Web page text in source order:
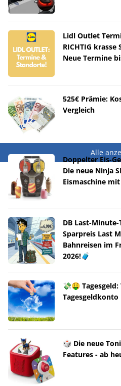
Lidl Outlet
RICHTIG
Neue Termine
525€ Prämie:
Vergleich
Alle
Doppelter Eis-
Die neue Ninja
Eismaschine
DB Last-
Sparpreis Last
Bahnreisen im
2026!🧳
💸🤑
Tagesgeldkonto
🎲 Die neue
Features - ab